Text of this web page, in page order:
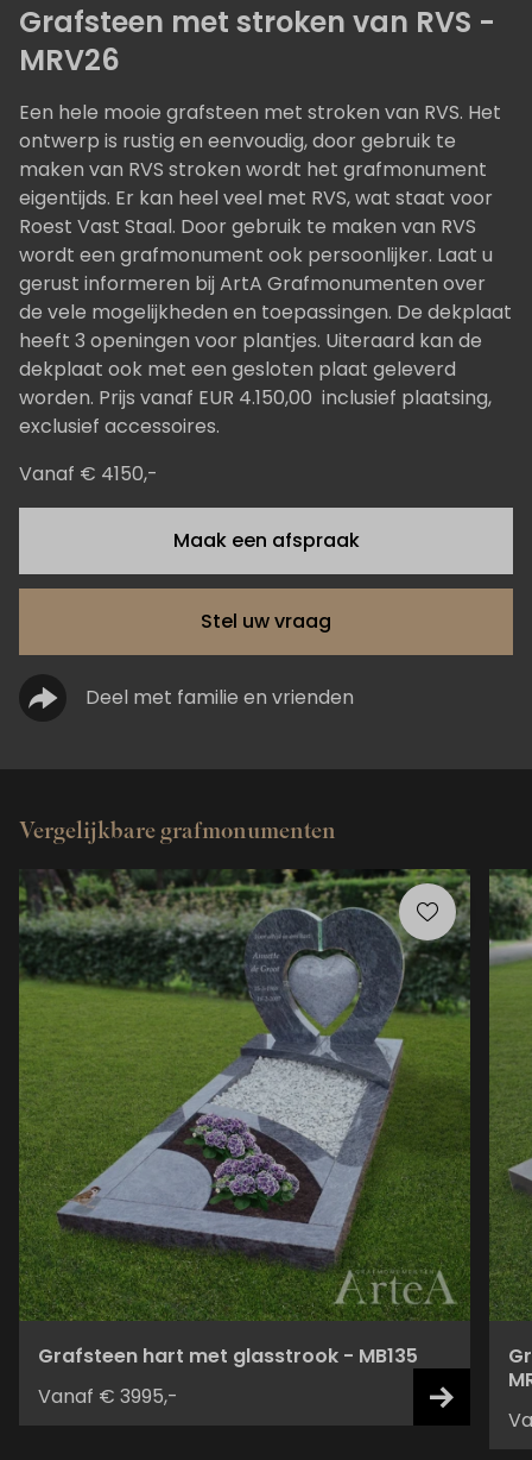
Grafsteen met stroken van RVS -
MRV26
Een hele mooie grafsteen met stroken van RVS. Het
ontwerp is rustig en eenvoudig, door gebruik te
maken van RVS stroken wordt het grafmonument
eigentijds. Er kan heel veel met RVS, wat staat voor
Roest Vast Staal. Door gebruik te maken van RVS
wordt een grafmonument ook persoonlijker. Laat u
gerust informeren bij ArtA Grafmonumenten over
de vele mogelijkheden en toepassingen. De dekplaat
heeft 3 openingen voor plantjes. Uiteraard kan de
dekplaat ook met een gesloten plaat geleverd
worden. Prijs vanaf EUR 4.150,00 inclusief plaatsing,
exclusief accessoires.
Vanaf € 4150,-
Maak een afspraak
Stel uw vraag
Deel met familie en vrienden
Vergelijkbare grafmonumenten
Grafsteen hart met glasstrook - MB135
Vanaf € 3995,-